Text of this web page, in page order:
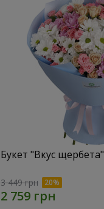
Букет "Вкус щербета"
3 449 грн